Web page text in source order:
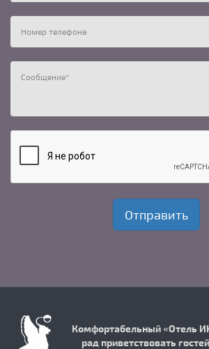
Комфортабельный «Отель
рад приветствовать